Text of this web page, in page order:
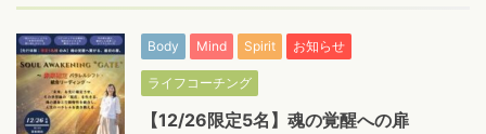
Body Mind Spirit お知らせ
ライフコーチング
【12/26限定5名】魂の覚醒への扉